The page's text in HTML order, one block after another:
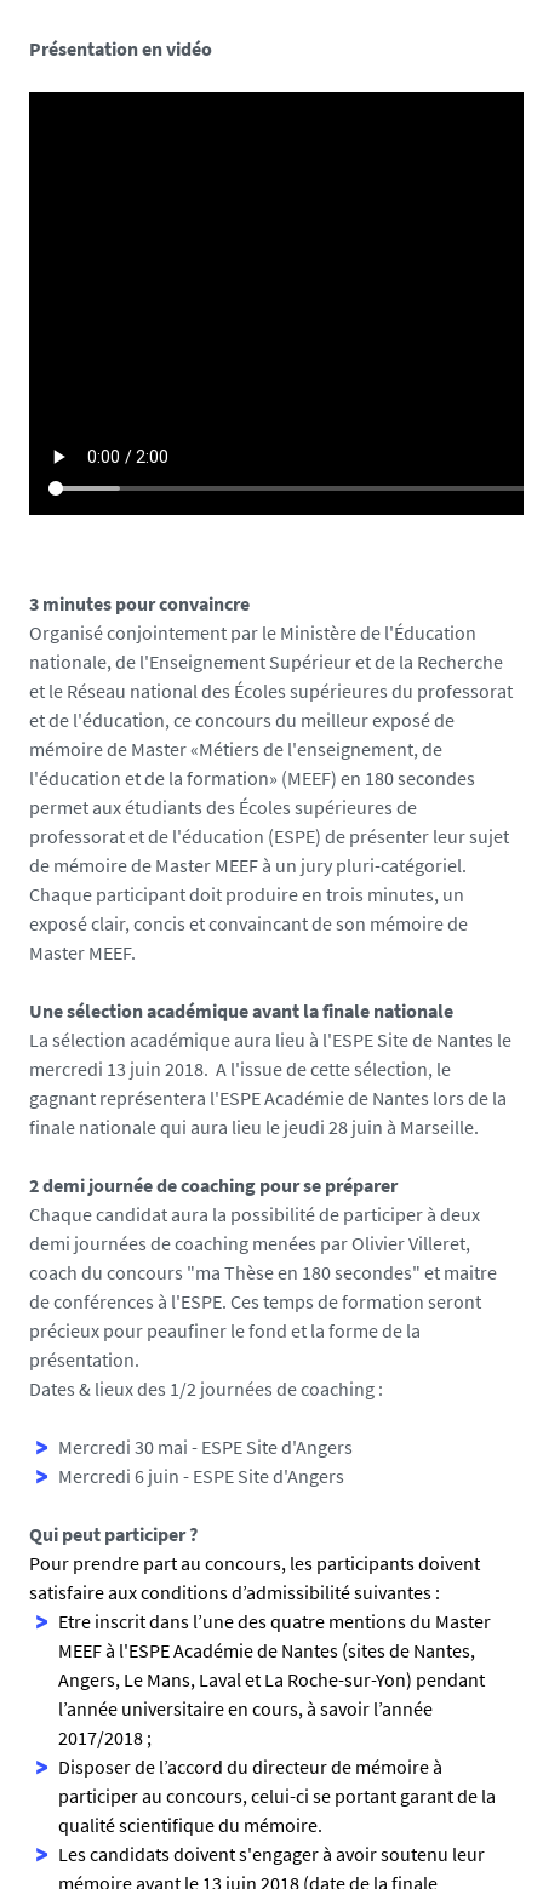
/
t
.
f
r
/
m
e
d
i
a
s
/
p
h
t
o
/
m
m
8
0
_
c
a
r
r
e
1
4
1
8
1
4
2
e
a
Présentation en vidéo
3 minutes pour convaincre
Organisé conjointement par le Ministère de l'Éducation
nationale, de l'Enseignement Supérieur et de la Recherche
et le Réseau national des Écoles supérieures du professorat
et de l'éducation, ce concours du meilleur exposé de
mémoire de Master «Métiers de l'enseignement, de
l'éducation et de la formation» (MEEF) en 180 secondes
permet aux étudiants des Écoles supérieures de
professorat et de l'éducation (ESPE) de présenter leur sujet
de mémoire de Master MEEF à un jury pluri-catégoriel.
Chaque participant doit produire en trois minutes, un
exposé clair, concis et convaincant de son mémoire de
Master MEEF.
Une sélection académique avant la finale nationale
La sélection académique aura lieu à l'ESPE Site de Nantes le
mercredi 13 juin 2018. A l'issue de cette sélection, le
gagnant représentera l'ESPE Académie de Nantes lors de la
finale nationale qui aura lieu le jeudi 28 juin à Marseille.
2 demi journée de coaching pour se préparer
Chaque candidat aura la possibilité de participer à deux
demi journées de coaching menées par Olivier Villeret,
coach du concours "ma Thèse en 180 secondes" et maitre
de conférences à l'ESPE. Ces temps de formation seront
précieux pour peaufiner le fond et la forme de la
présentation.
Dates & lieux des 1/2 journées de coaching :
Mercredi 30 mai - ESPE Site d'Angers
Mercredi 6 juin - ESPE Site d'Angers
Qui peut participer ?
Pour prendre part au concours, les participants doivent
satisfaire aux conditions d’admissibilité suivantes :
Etre inscrit dans l’une des quatre mentions du Master
MEEF à l'ESPE Académie de Nantes (sites de Nantes,
Angers, Le Mans, Laval et La Roche-sur-Yon) pendant
l’année universitaire en cours, à savoir l’année
2017/2018 ;
Disposer de l’accord du directeur de mémoire à
participer au concours, celui-ci se portant garant de la
qualité scientifique du mémoire.
Les candidats doivent s'engager à avoir soutenu leur
mémoire avant le 13 juin 2018 (date de la finale